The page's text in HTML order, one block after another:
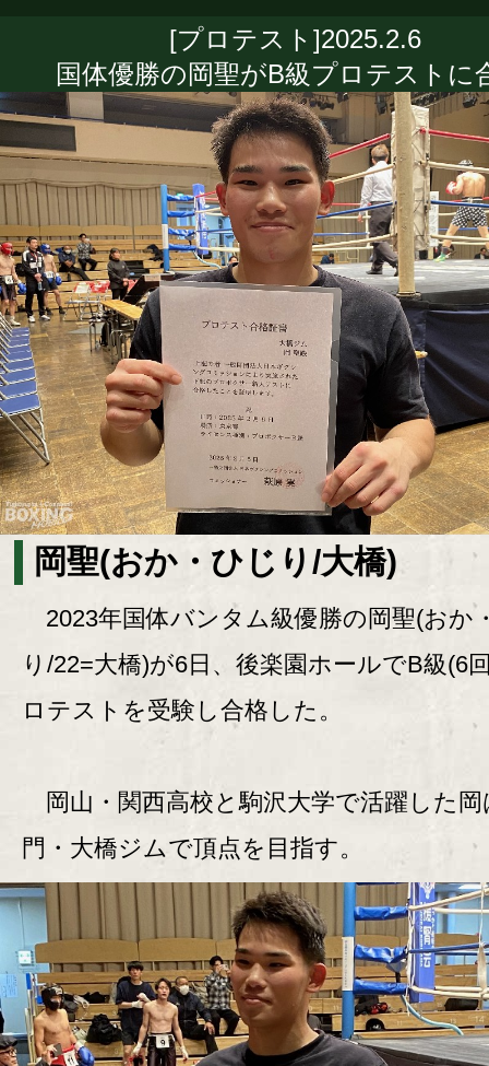
[プロテスト]2025.2.6
国体優勝の岡聖がB級プロテストに
岡聖(おか・ひじり/大橋)
2023年国体バンタム級優勝の岡聖(おか
り/22=大橋)が6日、後楽園ホールでB級(6
ロテストを受験し合格した。
岡山・関西高校と駒沢大学で活躍した岡
門・大橋ジムで頂点を目指す。